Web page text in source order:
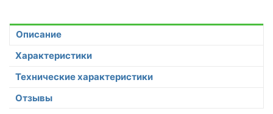
Описание
Характеристики
Технические характеристики
Отзывы